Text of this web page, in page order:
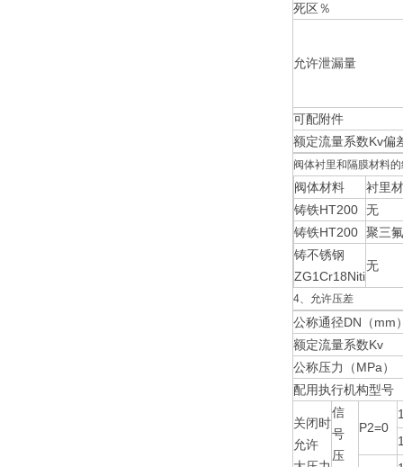
死区％
允许泄漏量
可配附件
额定流量系数Kv偏
阀体衬里和隔膜材料
阀体材料
衬里
铸铁HT200 无
铸铁HT200 聚三
铸不锈钢
ZG1Cr18Niti
无
4、允许压差
公称通径DN（mm
额定流量系数Kv
公称压力（MPa）
配用执行机构型号
关闭时
允许
信
号
压
P2=0